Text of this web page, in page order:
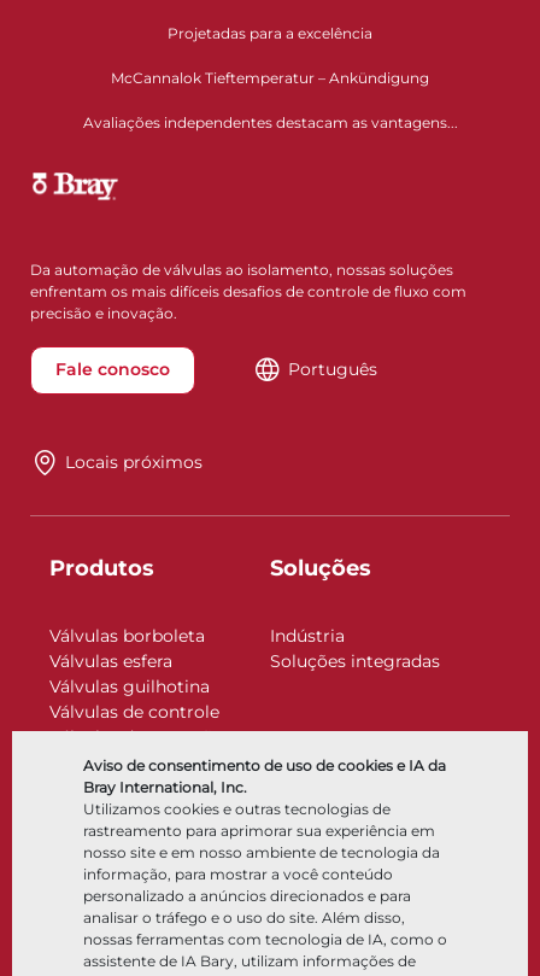
Aviso de consentimento de uso de cookies e IA da
Bray International, Inc.
Utilizamos cookies e outras tecnologias de
rastreamento para aprimorar sua experiência em
nosso site e em nosso ambiente de tecnologia da
informação, para mostrar a você conteúdo
personalizado a anúncios direcionados e para
analisar o tráfego e o uso do site. Além disso,
nossas ferramentas com tecnologia de IA, como o
assistente de IA Bary, utilizam informações de
Projetadas para a excelência
McCannalok Tieftemperatur – Ankündigung
Avaliações independentes destacam as vantagens...
Da automação de válvulas ao isolamento, nossas soluções
enfrentam os mais difíceis desafios de controle de fluxo com
precisão e inovação.
Fale conosco Português
Locais próximos
Produtos
Válvulas borboleta
Válvulas esfera
Válvulas guilhotina
Válvulas de controle
Válvulas de retenção
Atuadores
Acessórios de controle
Criogênico
Soluções
Indústria
Soluções integradas
Empresa
Sobre
Locais
Parceria
Recursos
Documentos
Centro de conhecimento
Software